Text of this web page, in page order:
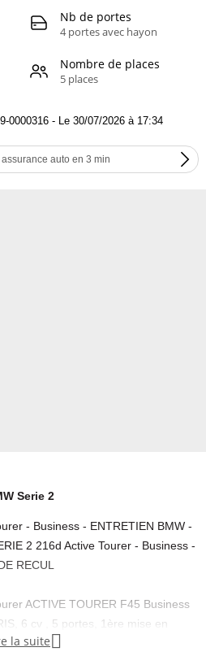
Nb de portes
4 portes avec hayon
Nombre de places
5 places
0000316 - Le 30/07/2026 à 17:34
auto en 3 min
Serie 2
- Business - ENTRETIEN BMW -
2 216d Active Tourer - Business -
RECUL
ACTIVE TOURER F45 Business
6 cv , 5 portes, 1ère mise en
: 12 mois
la suite 